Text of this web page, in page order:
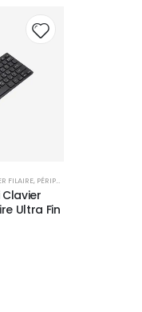
wishlist
FILAIRE, PÉRIPHÉRIQUES
Clavier
Ultra Fin